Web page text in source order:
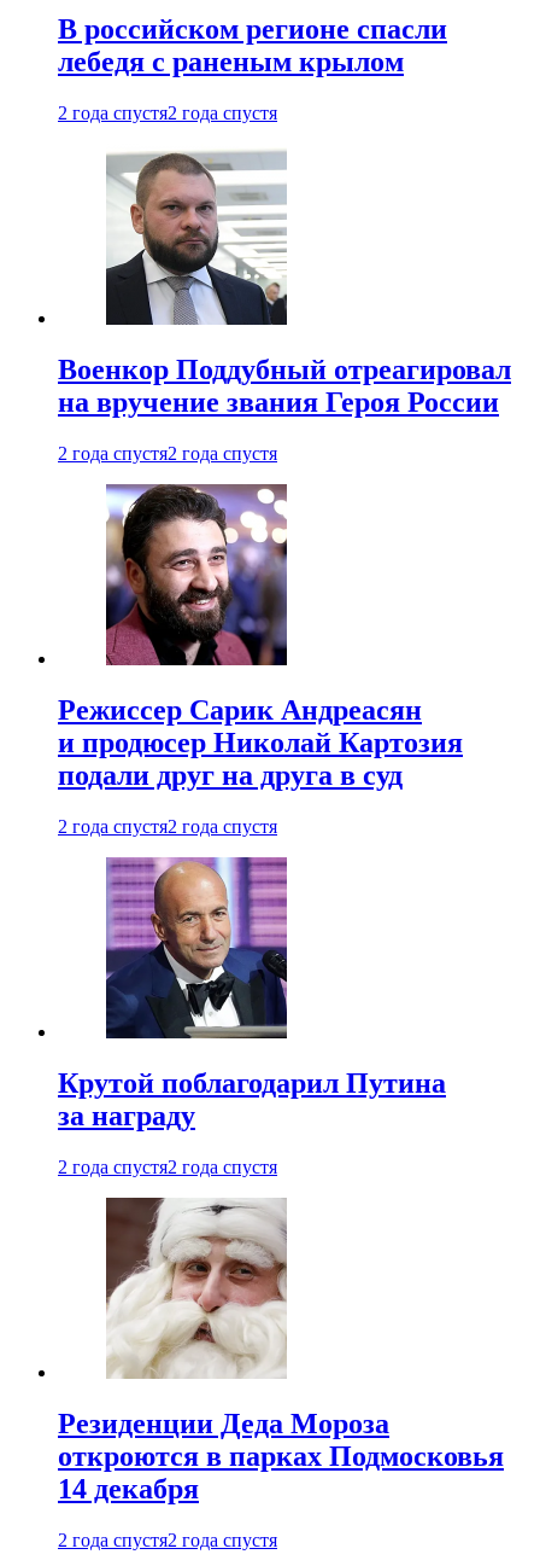
В российском регионе спасли
лебедя с раненым крылом
2 года спустя2 года спустя
Военкор Поддубный отреагировал
на вручение звания Героя России
2 года спустя2 года спустя
Режиссер Сарик Андреасян
и продюсер Николай Картозия
подали друг на друга в суд
2 года спустя2 года спустя
Крутой поблагодарил Путина
за награду
2 года спустя2 года спустя
Резиденции Деда Мороза
откроются в парках Подмосковья
14 декабря
2 года спустя2 года спустя